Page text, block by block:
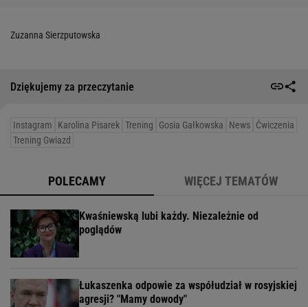
Zuzanna Sierzputowska
Dziękujemy za przeczytanie
Instagram Karolina Pisarek Trening Gosia Gałkowska News Ćwiczenia
Trening Gwiazd
POLECAMY WIĘCEJ TEMATÓW
Kwaśniewską lubi każdy. Niezależnie od
poglądów
Łukaszenka odpowie za współudział w rosyjskiej
agresji? "Mamy dowody"